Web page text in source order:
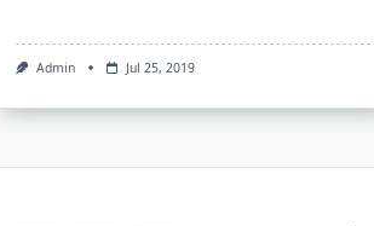
Admin Jul 25, 2019